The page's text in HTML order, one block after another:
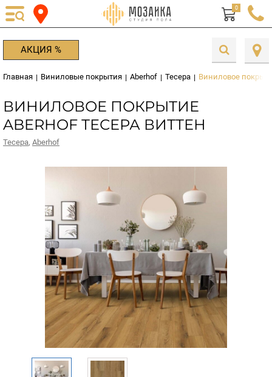
0
АКЦИЯ %
Главная | Виниловые покрытия | Aberhof | Тесера | Виниловое
ВИНИЛОВОЕ ПОКРЫТИЕ
ABERHOF ТЕСЕРА ВИТТЕН
Тесера, Aberhof